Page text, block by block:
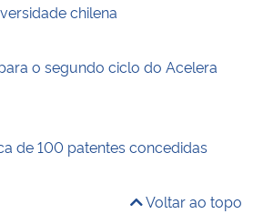
chilena
o segundo ciclo do Acelera
de 100 patentes concedidas
Voltar ao topo